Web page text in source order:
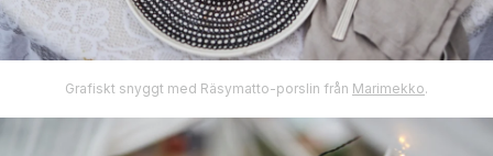
Grafiskt snyggt med Räsymatto-porslin från Marimekko.